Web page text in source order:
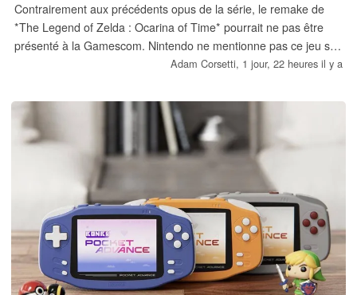
Contrairement aux précédents opus de la série, le remake de
*The Legend of Zelda : Ocarina of Time* pourrait ne pas être
présenté à la Gamescom. Nintendo ne mentionne pas ce jeu sur
Switch 2 parmi les démos disponibles lors de l’événement. Avec
fans attendent avec impatience de découvrir des séquences de
gameplay et l’ouverture des précommandes.
Adam Corsetti, 1 jour, 22 heures il y a